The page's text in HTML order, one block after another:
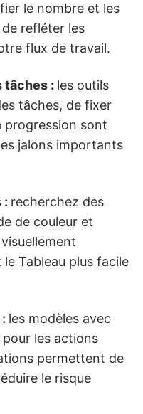
le nombre et les
refléter les
flux de travail.
tâches : les outils
tâches, de fixer
progression sont
jalons importants
: recherchez des
de couleur et
Tableau plus facile
les modèles avec
les actions
permettent de
le risque